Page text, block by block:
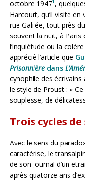
octobre 19471 ,
Harcourt, qu’il visite en
rue Galilée, tout près
souvent la nuit, à Paris
l’inquiétude ou la
apprécié l’article que
Prisonnière dans
cynophile des
le style de Proust : « Ce
souplesse, de
Trois cycles
Avec le sens du
caractérise, le
de son Journal d’un
après quatorze ans